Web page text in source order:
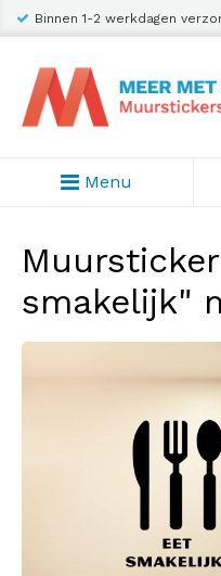
Binnen 1-2 werkdagen
Menu
smakelijk"